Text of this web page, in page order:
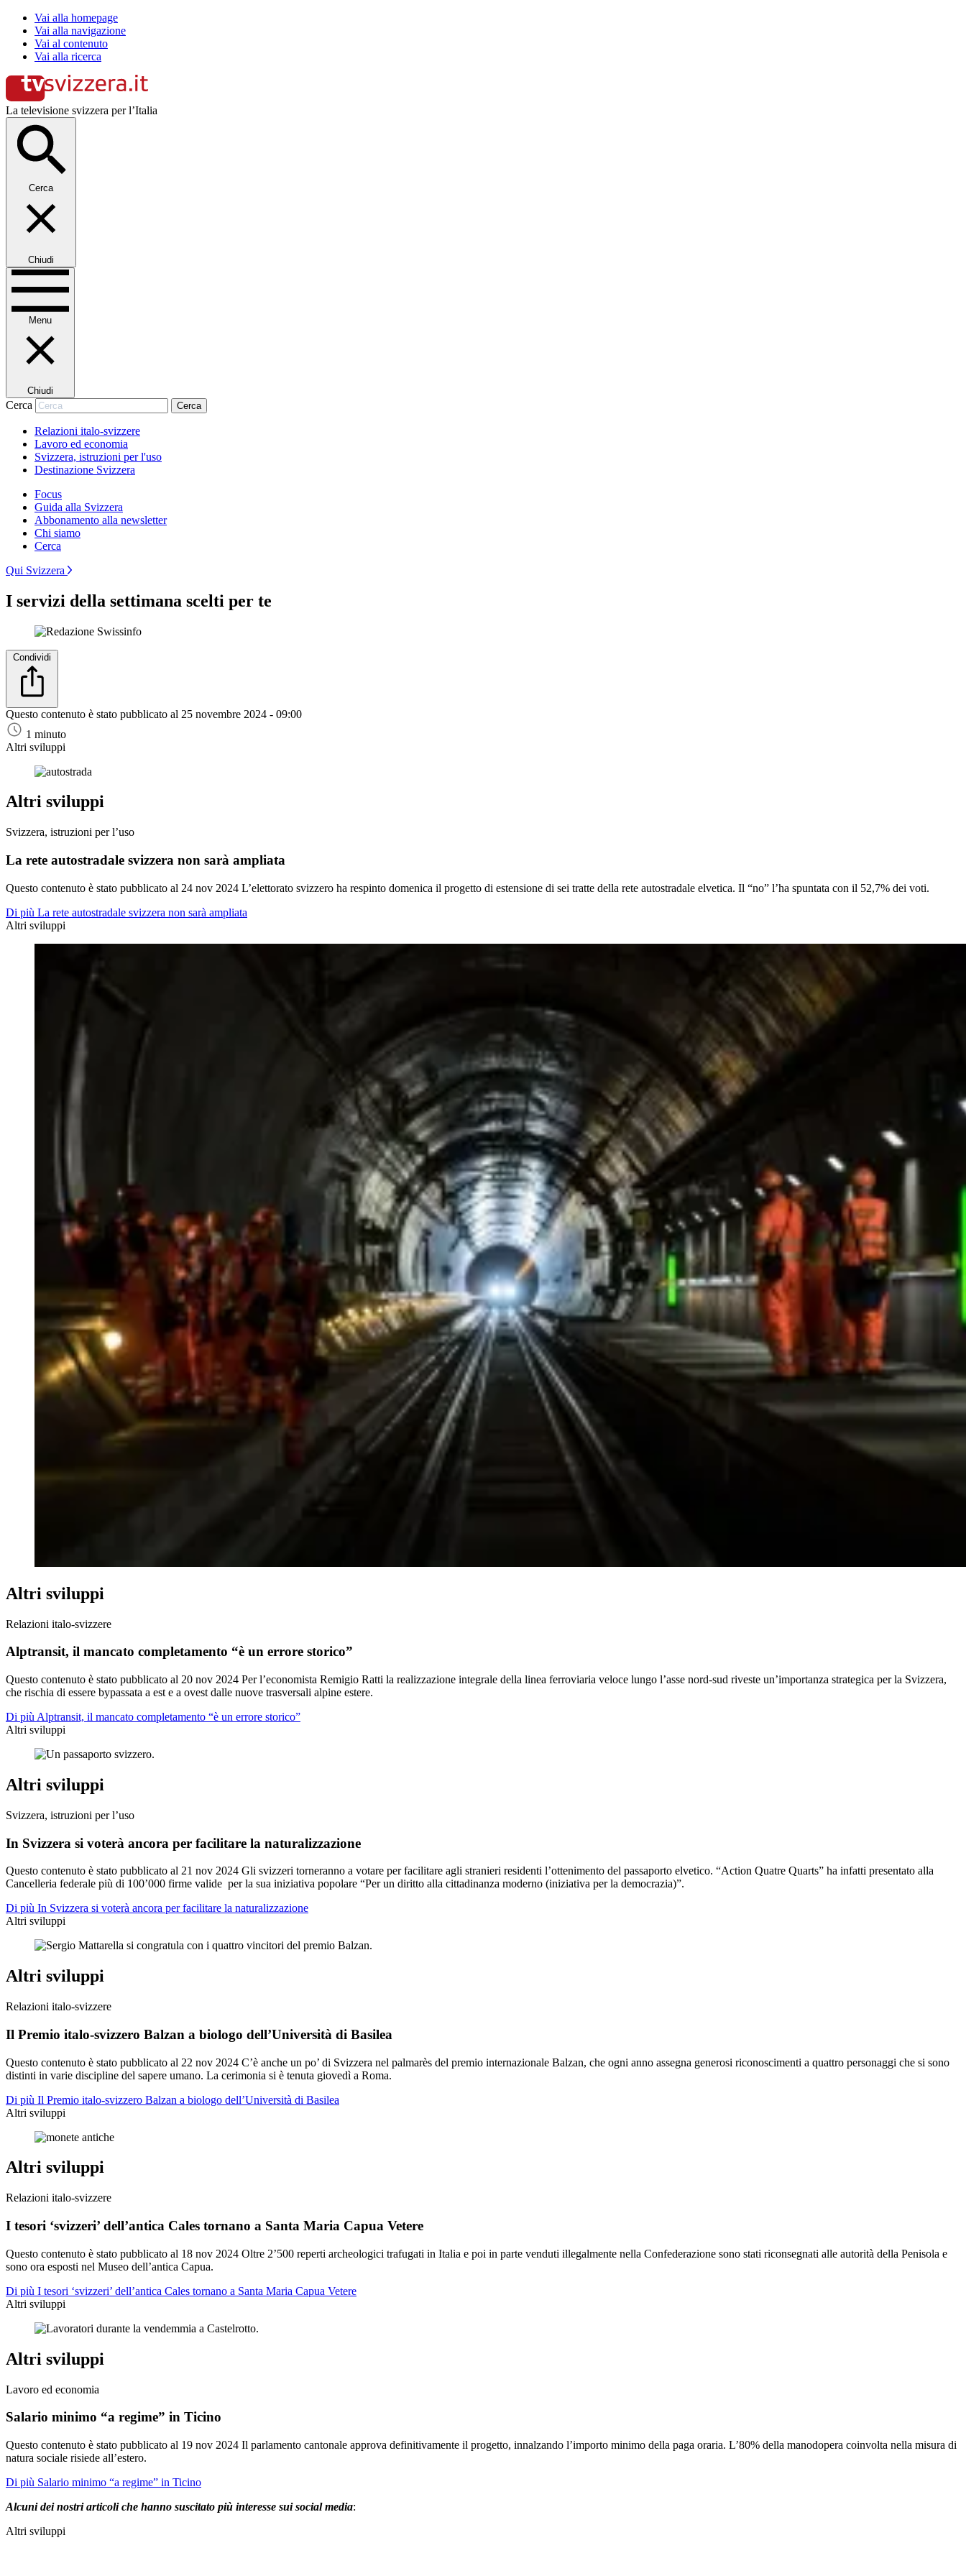
Vai alla homepage
Vai alla navigazione
Vai al contenuto
Vai alla ricerca
La televisione svizzera per l’Italia
Cerca
Chiudi
Menu
Chiudi
Cerca Cerca
Relazioni italo-svizzere
Lavoro ed economia
Svizzera, istruzioni per l'uso
Destinazione Svizzera
Focus
Guida alla Svizzera
Abbonamento alla newsletter
Chi siamo
Cerca
Qui Svizzera
I servizi della settimana scelti per te
Condividi
Questo contenuto è stato pubblicato al 25 novembre 2024 - 09:00
1 minuto
Altri sviluppi
Altri sviluppi
Svizzera, istruzioni per l’uso
La rete autostradale svizzera non sarà ampliata
Questo contenuto è stato pubblicato al 24 nov 2024 L’elettorato svizzero ha respinto domenica il progetto di estensione di sei tratte della rete autostradale elvetica. Il “no” l’ha spuntata con il 52,7% dei voti.
Di più La rete autostradale svizzera non sarà ampliata
Altri sviluppi
Altri sviluppi
Relazioni italo-svizzere
Alptransit, il mancato completamento “è un errore storico”
Questo contenuto è stato pubblicato al 20 nov 2024 Per l’economista Remigio Ratti la realizzazione integrale della linea ferroviaria veloce lungo l’asse nord-sud riveste un’importanza strategica per la Svizzera,
che rischia di essere bypassata a est e a ovest dalle nuove trasversali alpine estere.
Di più Alptransit, il mancato completamento “è un errore storico”
Altri sviluppi
Altri sviluppi
Svizzera, istruzioni per l’uso
In Svizzera si voterà ancora per facilitare la naturalizzazione
Questo contenuto è stato pubblicato al 21 nov 2024 Gli svizzeri torneranno a votare per facilitare agli stranieri residenti l’ottenimento del passaporto elvetico. “Action Quatre Quarts” ha infatti presentato alla
Cancelleria federale più di 100’000 firme valide per la sua iniziativa popolare “Per un diritto alla cittadinanza moderno (iniziativa per la democrazia)”.
Di più In Svizzera si voterà ancora per facilitare la naturalizzazione
Altri sviluppi
Altri sviluppi
Relazioni italo-svizzere
Il Premio italo-svizzero Balzan a biologo dell’Università di Basilea
Questo contenuto è stato pubblicato al 22 nov 2024 C’è anche un po’ di Svizzera nel palmarès del premio internazionale Balzan, che ogni anno assegna generosi riconoscimenti a quattro personaggi che si sono
distinti in varie discipline del sapere umano. La cerimonia si è tenuta giovedì a Roma.
Di più Il Premio italo-svizzero Balzan a biologo dell’Università di Basilea
Altri sviluppi
Altri sviluppi
Relazioni italo-svizzere
I tesori ‘svizzeri’ dell’antica Cales tornano a Santa Maria Capua Vetere
Questo contenuto è stato pubblicato al 18 nov 2024 Oltre 2’500 reperti archeologici trafugati in Italia e poi in parte venduti illegalmente nella Confederazione sono stati riconsegnati alle autorità della Penisola e
sono ora esposti nel Museo dell’antica Capua.
Di più I tesori ‘svizzeri’ dell’antica Cales tornano a Santa Maria Capua Vetere
Altri sviluppi
Altri sviluppi
Lavoro ed economia
Salario minimo “a regime” in Ticino
Questo contenuto è stato pubblicato al 19 nov 2024 Il parlamento cantonale approva definitivamente il progetto, innalzando l’importo minimo della paga oraria. L’80% della manodopera coinvolta nella misura di
natura sociale risiede all’estero.
Di più Salario minimo “a regime” in Ticino
Alcuni dei nostri articoli che hanno suscitato più interesse sui social media:
Altri sviluppi